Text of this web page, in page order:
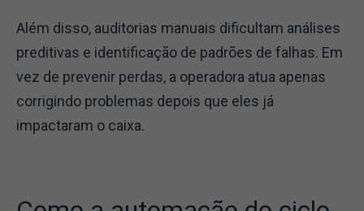
Além disso, auditorias manuais dificultam análises
preditivas e identificação de padrões de falhas. Em
vez de prevenir perdas, a operadora atua apenas
corrigindo problemas depois que eles já
impactaram o caixa.